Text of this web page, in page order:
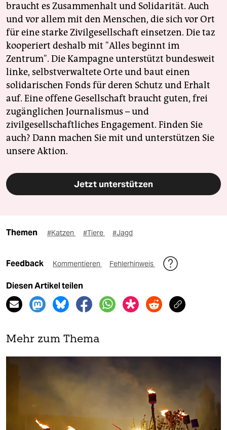
braucht es Zusammenhalt und Solidarität. Auch
und vor allem mit den Menschen, die sich vor Ort
für eine starke Zivilgesellschaft einsetzen. Die taz
kooperiert deshalb mit "Alles beginnt im
Zentrum". Die Kampagne unterstützt bundesweit
linke, selbstverwaltete Orte und baut einen
solidarischen Fonds für deren Schutz und Erhalt
auf. Eine offene Gesellschaft braucht guten, frei
zugänglichen Journalismus – und
zivilgesellschaftliches Engagement. Finden Sie
auch? Dann machen Sie mit und unterstützen Sie
unsere Aktion.
Jetzt unterstützen
Themen #Katzen #Tiere #Jagd
Feedback Kommentieren Fehlerhinweis
Diesen Artikel teilen
Mehr zum Thema